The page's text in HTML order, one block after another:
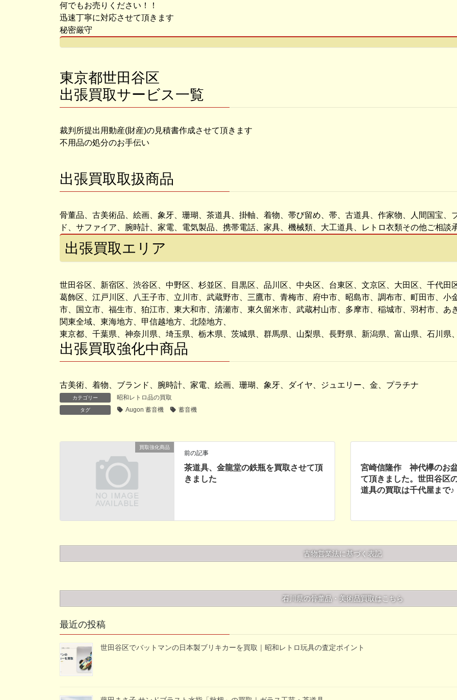
何でもお売りください！！
迅速丁寧に対応させて頂きます
秘密厳守
東京都世田谷区
出張買取サービス一覧
裁判所提出用動産(財産)の見積書作成させて頂きます
不用品の処分のお手伝い
出張買取取扱商品
骨董品、古美術品、絵画、象牙、珊瑚、茶道具、掛軸、着物、帯び留め、帯、古道具、作家物、人間国宝、
ド、サファイア、腕時計、家電、電気製品、携帯電話、家具、機械類、大工道具、レトロ衣類その他ご相談
出張買取エリア
世田谷区、新宿区、渋谷区、中野区、杉並区、目黒区、品川区、中央区、台東区、文京区、大田区、千代田
葛飾区、江戸川区、八王子市、立川市、武蔵野市、三鷹市、青梅市、府中市、昭島市、調布市、町田市、小
市、国立市、福生市、狛江市、東大和市、清瀬市、東久留米市、武蔵村山市、多摩市、稲城市、羽村市、あ
関東全域、東海地方、甲信越地方、北陸地方、
東京都、千葉県、神奈川県、埼玉県、栃木県、茨城県、群馬県、山梨県、長野県、新潟県、富山県、石川県
出張買取強化中商品
古美術、着物、ブランド、腕時計、家電、絵画、珊瑚、象牙、ダイヤ、ジュエリー、金、プラチナ
カテゴリー 昭和レトロ品の買取
タグ Augon 蓄音機 蓄音機
買取強化商品
前の記事
茶道具、金龍堂の鉄瓶を買取させて頂
きました
宮崎信隆作 神代欅のお
て頂きました。世田谷区
道具の買取は千代屋まで♪
古物営業法に基づく表記
石川県の骨董品・美術品買取はこちら
最近の投稿
世田谷区でバットマンの日本製ブリキカーを買取｜昭和レトロ玩具の査定ポイント